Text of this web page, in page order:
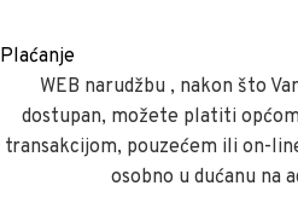
Plaćanje
WEB narudžbu , nakon što
dostupan, možete platiti
transakcijom, pouzećem ili on-
osobno u dućanu na